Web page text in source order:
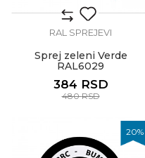
RAL SPREJEVI
Sprej zeleni Verde
RAL6029
384 RSD
480RSD
20%